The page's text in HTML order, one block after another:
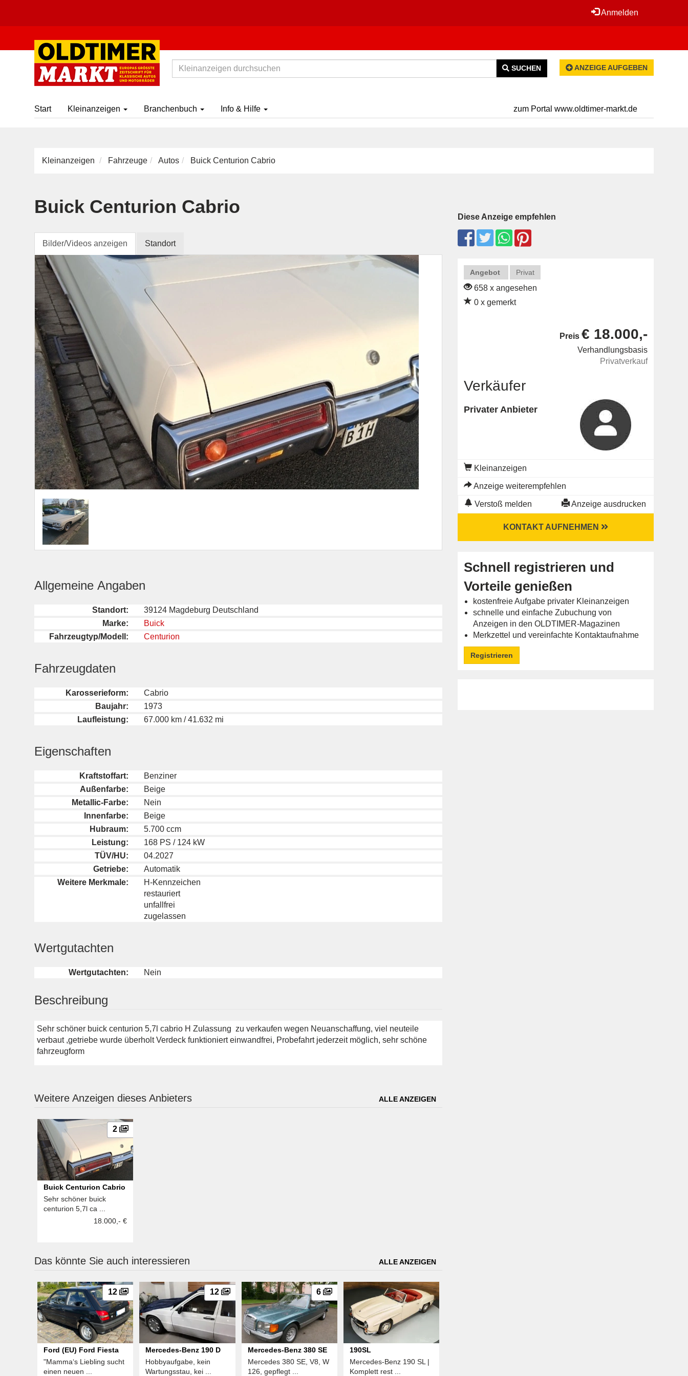
Anmelden
SUCHEN ANZEIGE AUFGEBEN
Start Kleinanzeigen Branchenbuch Info & Hilfe zum Portal www.oldtimer-markt.de
Kleinanzeigen Fahrzeuge Autos Buick Centurion Cabrio
Buick Centurion Cabrio
Bilder/Videos anzeigen Standort
Allgemeine Angaben
Standort:
39124 Magdeburg Deutschland
Marke:
Buick
Fahrzeugtyp/Modell:
Centurion
Fahrzeugdaten
Karosserieform:
Cabrio
Baujahr:
1973
Laufleistung:
67.000 km / 41.632 mi
Eigenschaften
Kraftstoffart:
Benziner
Außenfarbe:
Beige
Metallic-Farbe:
Nein
Innenfarbe:
Beige
Hubraum:
5.700 ccm
Leistung:
168 PS / 124 kW
TÜV/HU:
04.2027
Getriebe:
Automatik
Weitere Merkmale:
H-Kennzeichen
restauriert
unfallfrei
zugelassen
Wertgutachten
Wertgutachten: Nein
Beschreibung
Sehr schöner buick centurion 5,7l cabrio H Zulassung zu verkaufen wegen Neuanschaffung, viel neuteile
verbaut ,getriebe wurde überholt Verdeck funktioniert einwandfrei, Probefahrt jederzeit möglich, sehr schöne
fahrzeugform
Weitere Anzeigen dieses Anbieters ALLE ANZEIGEN
2
Buick Centurion Cabrio
Sehr schöner buick
centurion 5,7l ca ...
18.000,- €
Das könnte Sie auch interessieren ALLE ANZEIGEN
12
Ford (EU) Ford Fiesta
"Mamma‘s Liebling sucht
einen neuen ...
12
Mercedes-Benz 190 D
Hobbyaufgabe, kein
Wartungsstau, kei ...
6
Mercedes-Benz 380 SE
Mercedes 380 SE, V8, W
126, gepflegt ...
190SL
Mercedes-Benz 190 SL |
Komplett rest ...
Diese Anzeige empfehlen
Angebot Privat
658 x angesehen
0 x gemerkt
Preis € 18.000,-
Verhandlungsbasis
Privatverkauf
Verkäufer
Privater Anbieter
Kleinanzeigen
Anzeige weiterempfehlen
Verstoß melden Anzeige ausdrucken
KONTAKT AUFNEHMEN
Schnell registrieren und
Vorteile genießen
kostenfreie Aufgabe privater Kleinanzeigen
schnelle und einfache Zubuchung von
Anzeigen in den OLDTIMER-Magazinen
Merkzettel und vereinfachte Kontaktaufnahme
Registrieren